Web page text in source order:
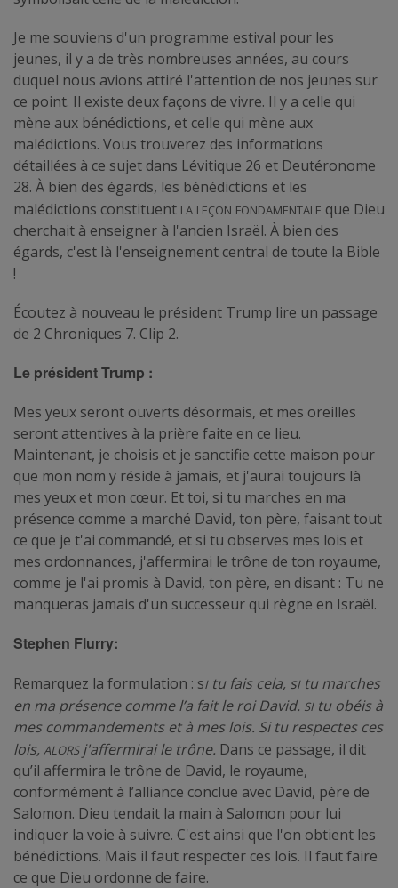
Je me souviens d'un programme estival pour les
jeunes, il y a de très nombreuses années, au cours
duquel nous avions attiré l'attention de nos jeunes sur
ce point. Il existe deux façons de vivre. Il y a celle qui
mène aux bénédictions, et celle qui mène aux
malédictions. Vous trouverez des informations
détaillées à ce sujet dans Lévitique 26 et Deutéronome
28. À bien des égards, les bénédictions et les
malédictions constituent la leçon fondamentale que Dieu
cherchait à enseigner à l'ancien Israël. À bien des
égards, c'est là l'enseignement central de toute la Bible
!
Écoutez à nouveau le président Trump lire un passage
de 2 Chroniques 7. Clip 2.
Le président Trump :
Mes yeux seront ouverts désormais, et mes oreilles
seront attentives à la prière faite en ce lieu.
Maintenant, je choisis et je sanctifie cette maison pour
que mon nom y réside à jamais, et j'aurai toujours là
mes yeux et mon cœur. Et toi, si tu marches en ma
présence comme a marché David, ton père, faisant tout
ce que je t'ai commandé, et si tu observes mes lois et
mes ordonnances, j'affermirai le trône de ton royaume,
comme je l'ai promis à David, ton père, en disant : Tu ne
manqueras jamais d'un successeur qui règne en Israël.
Stephen Flurry:
Remarquez la formulation : situ fais cela, situ marches
en ma présence comme l’a fait le roi David. Situ obéis à
mes commandements et à mes lois. Si tu respectes ces
lois, alorsj'affermirai le trône. Dans ce passage, il dit
qu’il affermira le trône de David, le royaume,
conformément à l’alliance conclue avec David, père de
Salomon. Dieu tendait la main à Salomon pour lui
indiquer la voie à suivre. C'est ainsi que l'on obtient les
bénédictions. Mais il faut respecter ces lois. Il faut faire
ce que Dieu ordonne de faire.